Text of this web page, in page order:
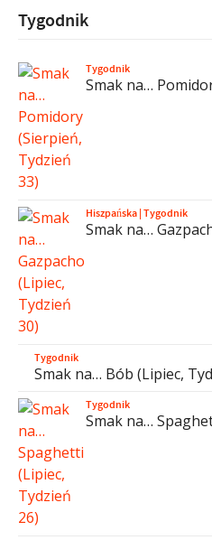
Tygodnik
Tygodnik
Smak na…
Hiszpańska|Tygodnik
Smak na…
Tygodnik
Smak na… Bób (Lipiec,
Tygodnik
Smak na…